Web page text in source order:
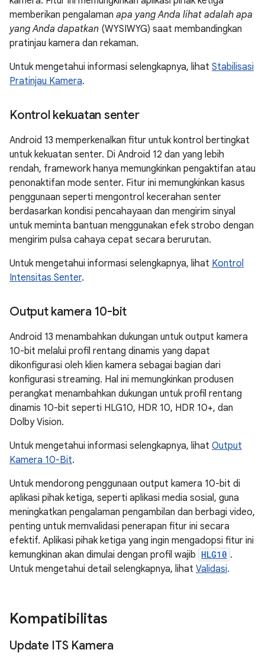
memberikan pengalaman apa yang Anda lihat adalah apa
yang Anda dapatkan (WYSIWYG) saat membandingkan
pratinjau kamera dan rekaman.
Untuk mengetahui informasi selengkapnya, lihat Stabilisasi
Pratinjau Kamera.
Kontrol kekuatan senter
Android 13 memperkenalkan fitur untuk kontrol bertingkat
untuk kekuatan senter. Di Android 12 dan yang lebih
rendah, framework hanya memungkinkan pengaktifan atau
penonaktifan mode senter. Fitur ini memungkinkan kasus
penggunaan seperti mengontrol kecerahan senter
berdasarkan kondisi pencahayaan dan mengirim sinyal
untuk meminta bantuan menggunakan efek strobo dengan
mengirim pulsa cahaya cepat secara berurutan.
Untuk mengetahui informasi selengkapnya, lihat Kontrol
Intensitas Senter.
Output kamera 10-bit
Android 13 menambahkan dukungan untuk output kamera
10-bit melalui profil rentang dinamis yang dapat
dikonfigurasi oleh klien kamera sebagai bagian dari
konfigurasi streaming. Hal ini memungkinkan produsen
perangkat menambahkan dukungan untuk profil rentang
dinamis 10-bit seperti HLG10, HDR 10, HDR 10+, dan
Dolby Vision.
Untuk mengetahui informasi selengkapnya, lihat Output
Kamera 10-Bit.
Untuk mendorong penggunaan output kamera 10-bit di
aplikasi pihak ketiga, seperti aplikasi media sosial, guna
meningkatkan pengalaman pengambilan dan berbagi video,
penting untuk memvalidasi penerapan fitur ini secara
efektif. Aplikasi pihak ketiga yang ingin mengadopsi fitur ini
kemungkinan akan dimulai dengan profil wajib HLG10 .
Untuk mengetahui detail selengkapnya, lihat Validasi.
Kompatibilitas
Update ITS Kamera